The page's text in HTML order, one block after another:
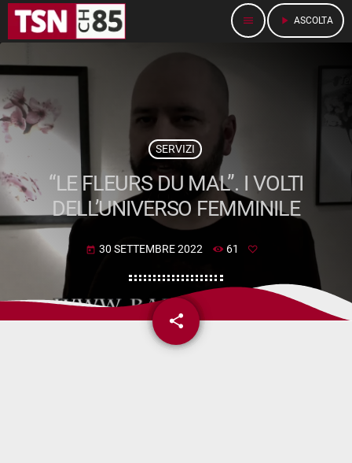
menu play_arrow ASCOLTA
SERVIZI
“LE FLEURS DU MAL”. I VOLTI
DELL’UNIVERSO FEMMINILE
today 30 SETTEMBRE 2022 61
share
email